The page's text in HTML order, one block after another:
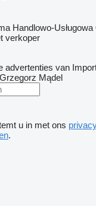
Handlowo-
verkoper
advertenties van
Mądel
u in met ons
.